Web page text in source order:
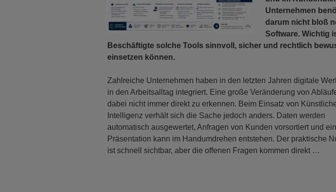
Unternehmen
darum nicht bloß
Software. Wichtig
Beschäftigte solche Tools sinnvoll, sicher und rechtlich
einsetzen können.
Zahlreiche Unternehmen haben in den letzten Jahren digitale
in den Arbeitsalltag integriert. Eine große Veränderung von
dabei nicht immer direkt zu erkennen. Beim Einsatz von
Intelligenz verhält sich die Sache jedoch anders. Daten werden
automatisch ausgewertet, Anfragen von Kunden vorsortiert und
Präsentation kann im Handumdrehen entstehen. Der praktische
ist schnell sichtbar, aber die offenen Fragen kommen direkt …